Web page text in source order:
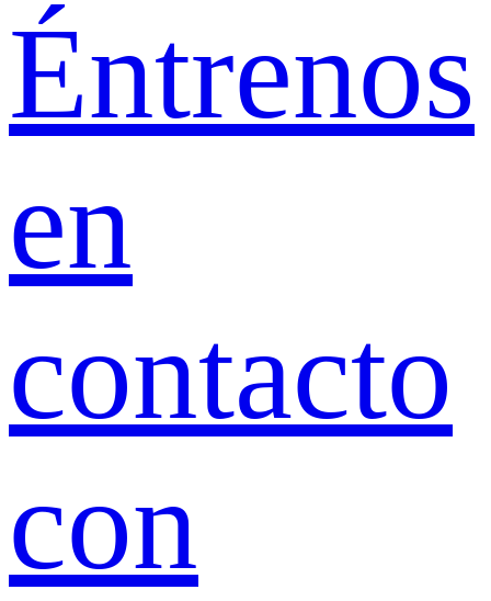
Éntrenos
en
contacto
con